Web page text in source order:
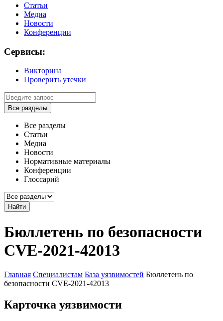
Статьи
Медиа
Новости
Конференции
Сервисы:
Викторина
Проверить утечки
Все разделы
Все разделы
Статьи
Медиа
Новости
Нормативные материалы
Конференции
Глоссарий
Найти
Бюллетень по безопасности
CVE-2021-42013
Главная Специалистам База уязвимостей Бюллетень по
безопасности CVE-2021-42013
Карточка уязвимости